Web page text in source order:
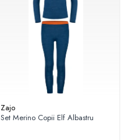
Zajo
Set Merino Copii Elf Albastru